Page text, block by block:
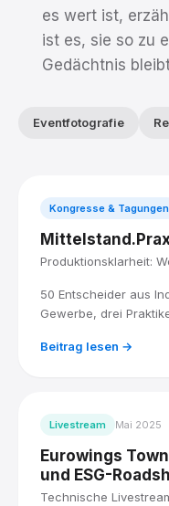
es wert ist,
ist es, sie so zu
Gedächtnis
Eventfotografie
Kongresse & Tagungen
Produktionsklarheit:
50 Entscheider aus
Gewerbe, drei
Event-Fotograf dabei.
Beitrag lesen →
Livestream Mai 2025
Eurowings
und ESG-
Technische